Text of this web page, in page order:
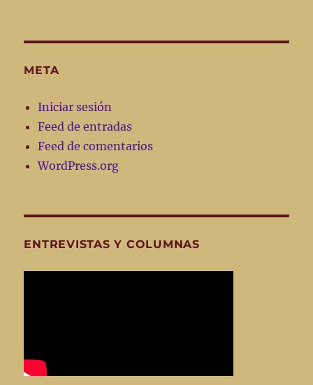
META
Iniciar sesión
Feed de entradas
Feed de comentarios
WordPress.org
ENTREVISTAS Y COLUMNAS